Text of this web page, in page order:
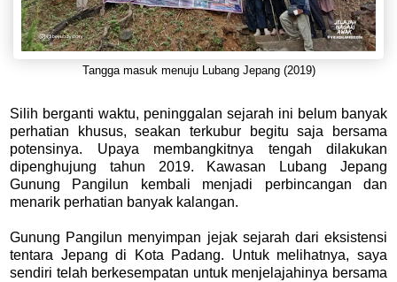
Tangga masuk menuju Lubang Jepang (2019)
Silih berganti waktu, peninggalan sejarah ini belum banyak
perhatian khusus, seakan terkubur begitu saja bersama
potensinya. Upaya membangkitnya tengah dilakukan
dipenghujung tahun 2019. Kawasan Lubang Jepang
Gunung Pangilun kembali menjadi perbincangan dan
menarik perhatian banyak kalangan.
Gunung Pangilun menyimpan jejak sejarah dari eksistensi
tentara Jepang di Kota Padang. Untuk melihatnya, saya
sendiri telah berkesempatan untuk menjelajahinya bersama